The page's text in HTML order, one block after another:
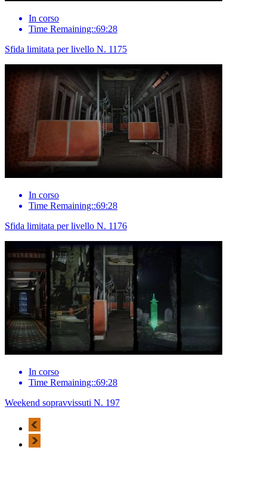
In corso
Time Remaining::69:28
Sfida limitata per livello N. 1175
In corso
Time Remaining::69:28
Sfida limitata per livello N. 1176
In corso
Time Remaining::69:28
Weekend sopravvissuti N. 197